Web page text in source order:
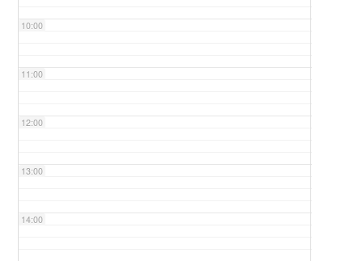
10:00
11:00
12:00
13:00
14:00